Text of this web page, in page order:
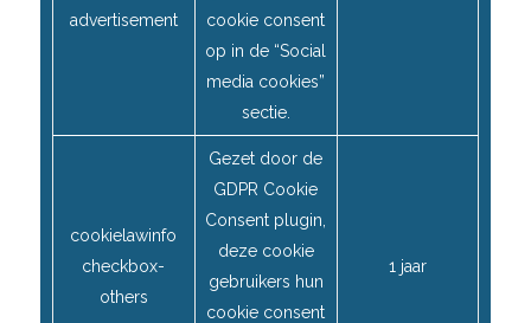
advertisement
cookie consent
op in de “Social
media cookies”
sectie.
cookielawinfo
checkbox-
others
Gezet door de
GDPR Cookie
Consent plugin,
deze cookie
gebruikers hun
cookie consent
1 jaar